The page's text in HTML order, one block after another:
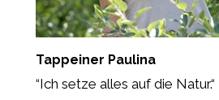
Tappeiner Paulina
“Ich setze alles auf die Natur.“